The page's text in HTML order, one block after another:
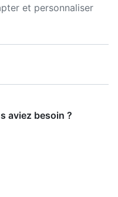
et personnaliser
aviez besoin ?